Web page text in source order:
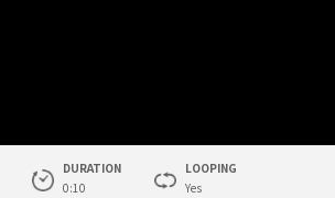
DURATION
0:10
LOOPING
Yes